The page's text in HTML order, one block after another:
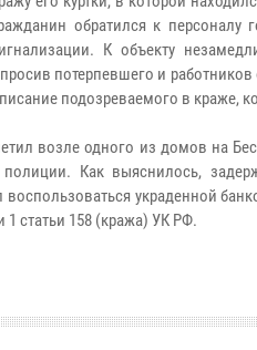
обратился к персоналу
К объекту
потерпевшего и
подозреваемого в краже,
возле одного из домов на
полиции. Как выяснилось,
украденной
статьи 158 (кража) УК РФ.